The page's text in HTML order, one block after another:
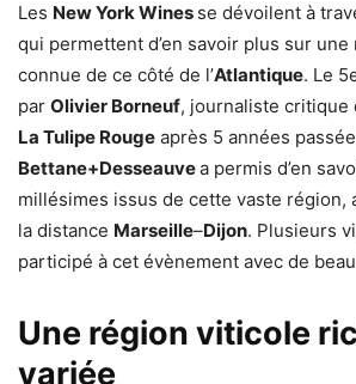
Les New York Wines se dévoilent à
qui permettent d’en savoir plus sur
connue de ce côté de l’Atlantique. Le
par Olivier Borneuf, journaliste critique
La Tulipe Rouge après 5 années
Bettane+Desseauvea permis d’en
millésimes issus de cette vaste région,
la distance Marseille–Dijon. Plusieurs
participé à cet évènement avec de
Une région viticole
variée